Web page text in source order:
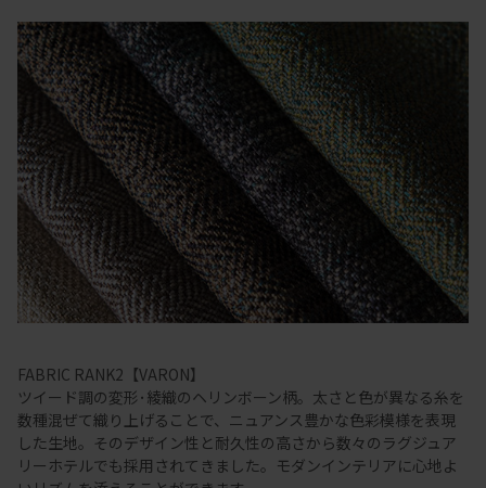
FABRIC RANK2【VARON】
ツイード調の変形･綾織のヘリンボーン柄。太さと色が異なる糸を
数種混ぜて織り上げることで、ニュアンス豊かな色彩模様を表現
した生地。そのデザイン性と耐久性の高さから数々のラグジュア
リーホテルでも採用されてきました。モダンインテリアに心地よ